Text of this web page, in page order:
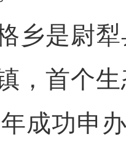
是尉犁
，首个
成功申